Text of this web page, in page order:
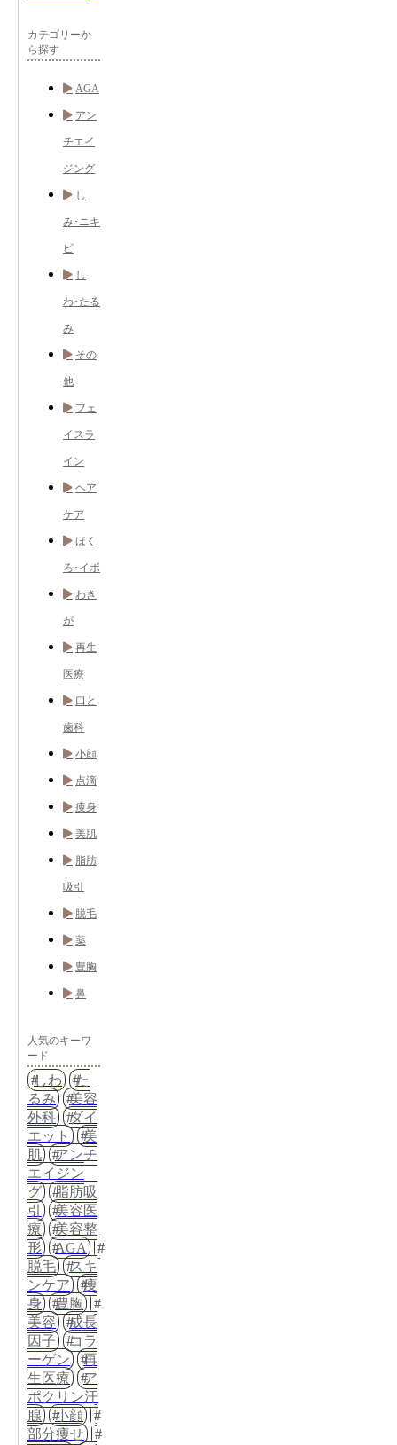
カテゴリーか
ら探す
AGA
アン
チエイ
ジング
し
み･ニキ
ビ
し
わ･たる
み
その
他
フェ
イスラ
イン
ヘア
ケア
ほく
ろ･イボ
わき
が
再生
医療
口と
歯科
小顔
点滴
痩身
美肌
脂肪
吸引
脱毛
薬
豊胸
鼻
人気のキーワ
ード
しわ
た
るみ
美容
外科
ダイ
エット
美
肌
アンチ
エイジン
グ
脂肪吸
引
美容医
療
美容整
形
AGA
脱毛
スキ
ンケア
痩
身
豊胸
美容
成長
因子
コラ
ーゲン
再
生医療
ア
ポクリン汗
腺
小顔
部分痩せ